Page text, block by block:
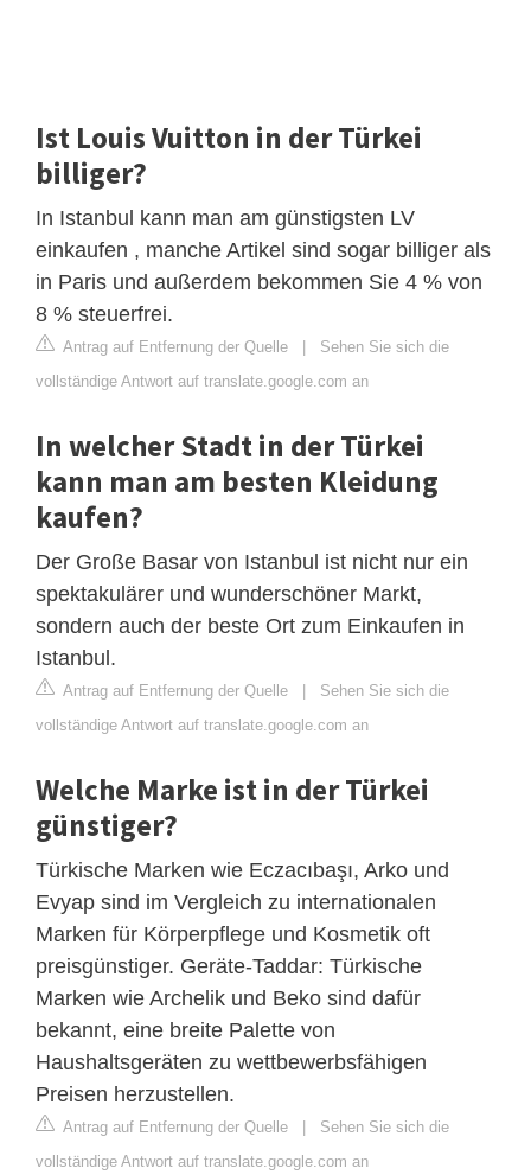
Ist Louis Vuitton in der Türkei
billiger?
In Istanbul kann man am günstigsten LV
einkaufen , manche Artikel sind sogar billiger als
in Paris und außerdem bekommen Sie 4 % von
8 % steuerfrei.
Antrag auf Entfernung der Quelle | Sehen Sie sich die
vollständige Antwort auf translate.google.com an
In welcher Stadt in der Türkei
kann man am besten Kleidung
kaufen?
Der Große Basar von Istanbul ist nicht nur ein
spektakulärer und wunderschöner Markt,
sondern auch der beste Ort zum Einkaufen in
Istanbul.
Antrag auf Entfernung der Quelle | Sehen Sie sich die
vollständige Antwort auf translate.google.com an
Welche Marke ist in der Türkei
günstiger?
Türkische Marken wie Eczacıbaşı, Arko und
Evyap sind im Vergleich zu internationalen
Marken für Körperpflege und Kosmetik oft
preisgünstiger. Geräte-Taddar: Türkische
Marken wie Archelik und Beko sind dafür
bekannt, eine breite Palette von
Haushaltsgeräten zu wettbewerbsfähigen
Preisen herzustellen.
Antrag auf Entfernung der Quelle | Sehen Sie sich die
vollständige Antwort auf translate.google.com an